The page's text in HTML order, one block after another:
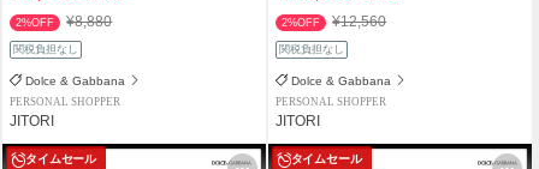
2%OFF ¥8,880
関税負担なし
Dolce & Gabbana
PERSONAL SHOPPER
JITORI
2%OFF ¥12,560
関税負担なし
Dolce & Gabbana
PERSONAL SHOPPER
JITORI
タイムセール タイムセール